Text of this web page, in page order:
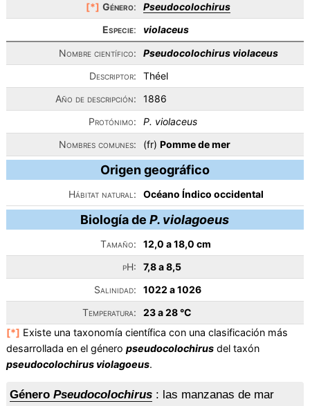
[*] Género:
Pseudocolochirus
Especie:
violaceus
Nombre científico:
Pseudocolochirus violaceus
Descriptor:
Théel
Año de descripción:
1886
Protónimo:
P. violaceus
Nombres comunes:
(fr) Pomme de mer
Origen geográfico
Hábitat natural: Océano Índico occidental
Biología deP. violagoeus
Tamaño:
12,0 a 18,0 cm
pH:
7,8 a 8,5
Salinidad:
1022 a 1026
Temperatura:
23 a 28 °C
[*] Existe una taxonomía científica con una clasificación más
desarrollada en el género pseudocolochirusdel taxón
pseudocolochirus violagoeus.
Género Pseudocolochirus: las manzanas de mar